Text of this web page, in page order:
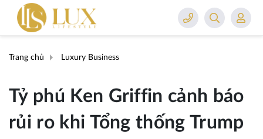
Trang chủ Luxury Business
Tỷ phú Ken Griffin cảnh báo
rủi ro khi Tổng thống Trump